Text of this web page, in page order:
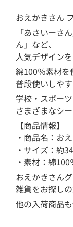
おえかきさん
「あさいーさ
ん」など、
人気デザイン
綿100％素材を
普段使いしや
学校・スポー
さまざまなシ
【商品情報】
・商品名：お
・サイズ：約
・素材：綿100
おえかきさん
雑貨をお探し
他の入荷商品